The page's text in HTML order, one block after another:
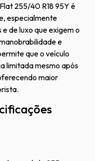
255/40 R18 95Y é
especialmente
de luxo que exigem o
e
que o veículo
limitada mesmo após
maior